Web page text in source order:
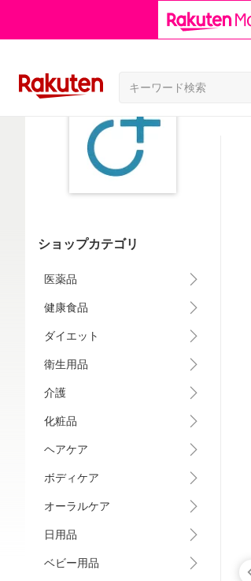
ショップカテゴリ
医薬品
健康食品
ダイエット
衛生用品
介護
化粧品
ヘアケア
ボディケア
オーラルケア
日用品
ベビー用品